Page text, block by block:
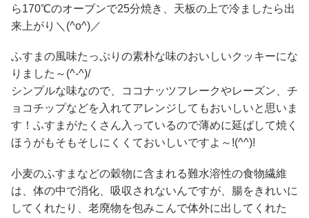
ら170℃のオーブンで25分焼き、天板の上で冷ましたら出
来上がり＼(^o^)／
ふすまの風味たっぷりの素朴な味のおいしいクッキーにな
りました～(^-^)/
シンプルな味なので、ココナッツフレークやレーズン、チ
ョコチップなどを入れてアレンジしてもおいしいと思いま
す！ふすまがたくさん入っているので薄めに延ばして焼く
ほうがもそもそしにくくておいしいですよ～!(^^)!
小麦のふすまなどの穀物に含まれる難水溶性の食物繊維
は、体の中で消化、吸収されないんですが、腸をきれいに
してくれたり、老廃物を包みこんで体外に出してくれた